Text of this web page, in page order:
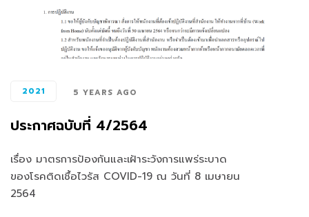
2021 5 YEARS AGO
ประกาศฉบับที่ 4/2564
เรื่อง มาตรการป้องกันและเฝ้าระวังการแพร่ระบาด
ของโรคติดเชื้อไวรัส COVID-19 ณ วันที่ 8 เมษายน
2564